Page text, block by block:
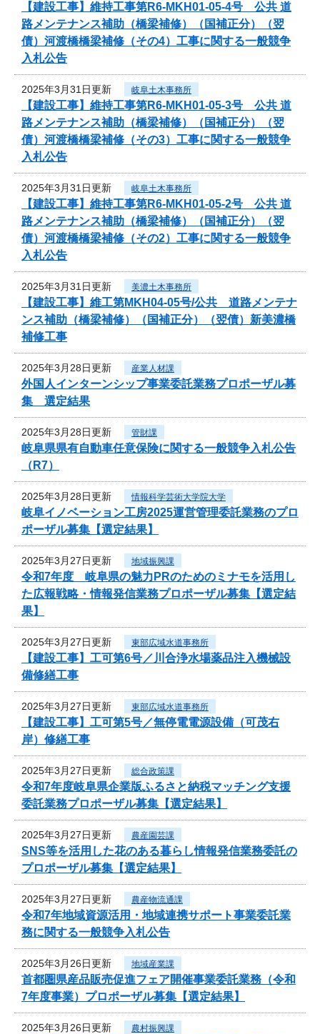
【建設工事】維持工事第R6-MKH01-05-4号 公共 道
路メンテナンス補助（橋梁補修）（国補正分）（翌
債）河渡橋橋梁補修（その4）工事に関する一般競争
入札公告
2025年3月31日更新 岐阜土木事務所
【建設工事】維持工事第R6-MKH01-05-3号 公共 道
路メンテナンス補助（橋梁補修）（国補正分）（翌
債）河渡橋橋梁補修（その3）工事に関する一般競争
入札公告
2025年3月31日更新 岐阜土木事務所
【建設工事】維持工事第R6-MKH01-05-2号 公共 道
路メンテナンス補助（橋梁補修）（国補正分）（翌
債）河渡橋橋梁補修（その2）工事に関する一般競争
入札公告
2025年3月31日更新 美濃土木事務所
【建設工事】維工第MKH04-05号/公共 道路メンテナ
ンス補助（橋梁補修）（国補正分）（翌債）新美濃橋
補修工事
2025年3月28日更新 産業人材課
外国人インターンシップ事業委託業務プロポーザル募
集 選定結果
2025年3月28日更新 管財課
岐阜県県有自動車任意保険に関する一般競争入札公告
（R7）
2025年3月28日更新 情報科学芸術大学院大学
岐阜イノベーション工房2025運営管理委託業務のプロ
ポーザル募集【選定結果】
2025年3月27日更新 地域振興課
令和7年度 岐阜県の魅力PRのためのミナモを活用し
た広報戦略・情報発信業務プロポーザル募集【選定結
果】
2025年3月27日更新 東部広域水道事務所
【建設工事】工可第6号／川合浄水場薬品注入機械設
備修繕工事
2025年3月27日更新 東部広域水道事務所
【建設工事】工可第5号／無停電電源設備（可茂右
岸）修繕工事
2025年3月27日更新 総合政策課
令和7年度岐阜県企業版ふるさと納税マッチング支援
委託業務プロポーザル募集【選定結果】
2025年3月27日更新 農産園芸課
SNS等を活用した花のある暮らし情報発信業務委託の
プロポーザル募集【選定結果】
2025年3月27日更新 農産物流通課
令和7年地域資源活用・地域連携サポート事業委託業
務に関する一般競争入札公告
2025年3月26日更新 地域産業課
首都圏県産品販売促進フェア開催事業委託業務（令和
7年度事業）プロポーザル募集【選定結果】
2025年3月26日更新 農村振興課